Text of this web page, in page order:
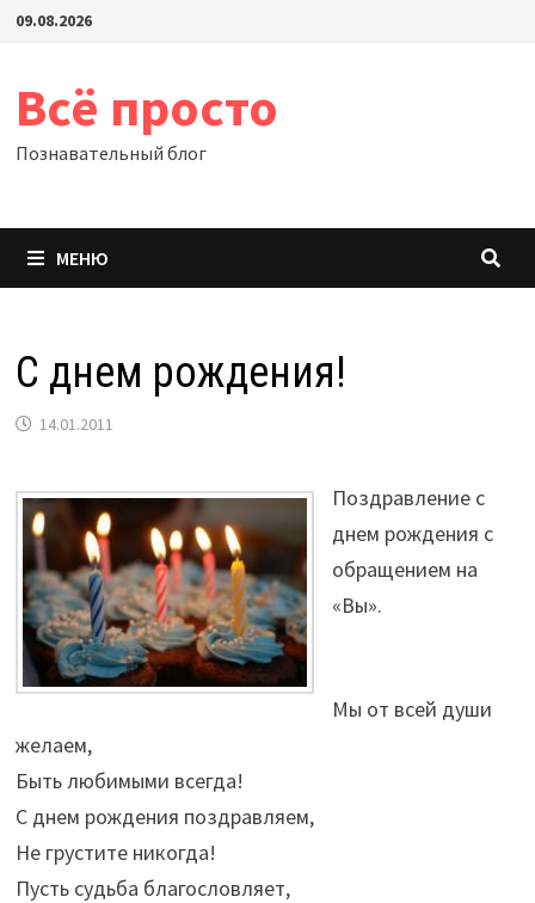
Перейти
09.08.2026
Всё просто
Познавательный блог
МЕНЮ
С днем рождения!
14.01.2011
Поздравление с
днем рождения с
обращением на
«Вы».
Мы от всей души
желаем,
Быть любимыми всегда!
С днем рождения поздравляем,
Не грустите никогда!
Пусть судьба благословляет,